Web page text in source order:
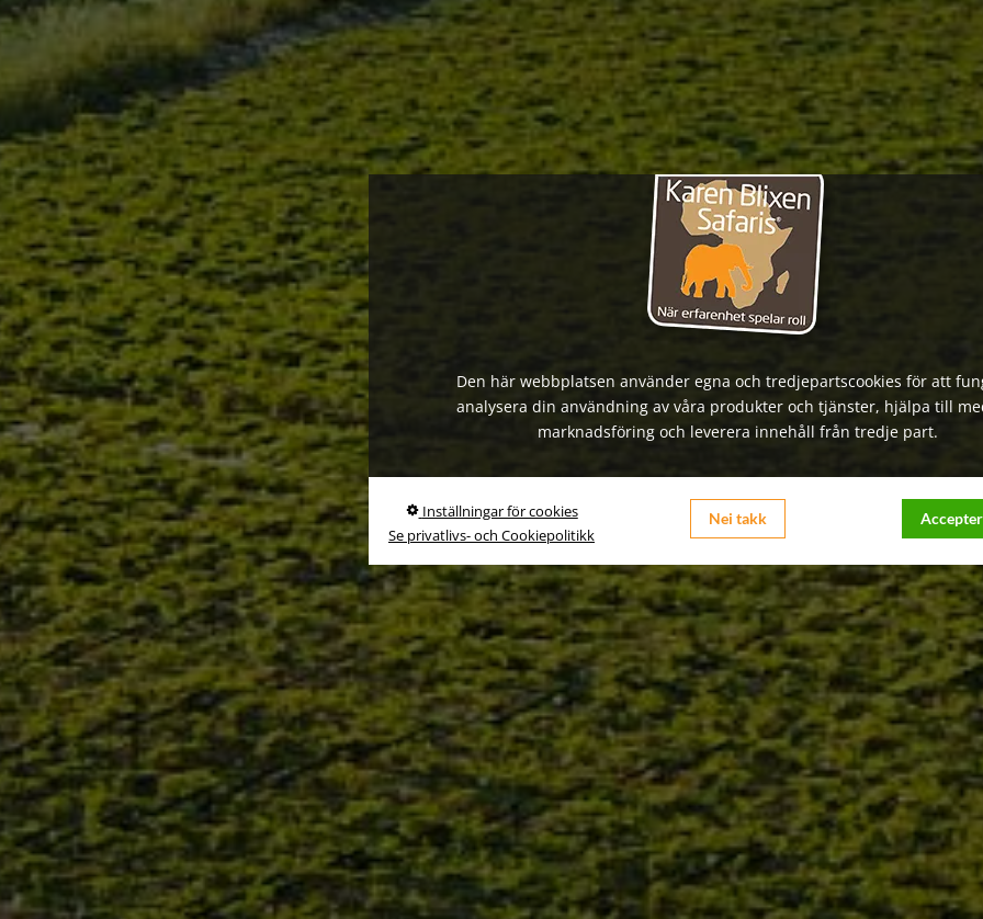
Den här webbplatsen använder egna och tredjepartscookies för att
analysera din användning av våra produkter och tjänster, hjälpa till
marknadsföring och leverera innehåll från tredje part.
Inställningar för cookies
Se privatlivs- och Cookiepolitikk
Nei takk